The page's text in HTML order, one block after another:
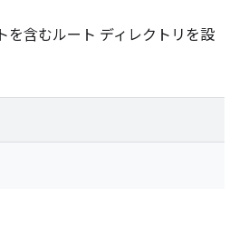
を含むルート ディレクトリを設